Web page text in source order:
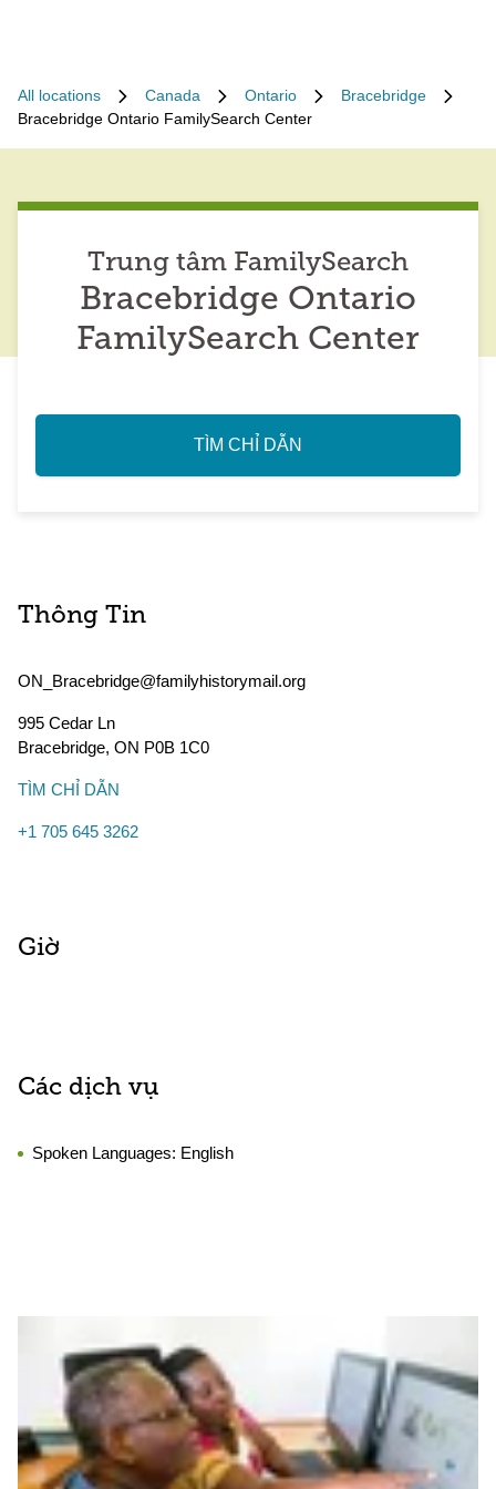
All locations Canada Ontario
Bracebridge
Bracebridge Ontario FamilySearch Center
Trung tâm FamilySearch
Bracebridge Ontario
FamilySearch Center
TÌM CHỈ DẪN
Thông Tin
ON_Bracebridge@familyhistorymail.org
995 Cedar Ln
Bracebridge, ON P0B 1C0
TÌM CHỈ DẪN
+1 705 645 3262
Giờ
Các dịch vụ
Spoken Languages: English